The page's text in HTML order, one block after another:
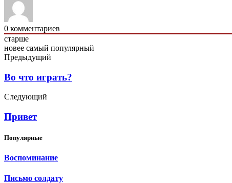
0 комментариев
старше
новее самый популярный
Предыдущий
Во что играть?
Следующий
Привет
Популярные
Воспоминание
Письмо солдату